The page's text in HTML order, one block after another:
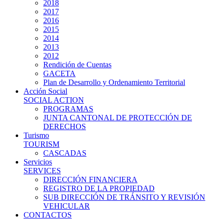
2018
2017
2016
2015
2014
2013
2012
Rendición de Cuentas
GACETA
Plan de Desarrollo y Ordenamiento Territorial
Acción Social
SOCIAL ACTION
PROGRAMAS
JUNTA CANTONAL DE PROTECCIÓN DE
DERECHOS
Turismo
TOURISM
CASCADAS
Servicios
SERVICES
DIRECCIÓN FINANCIERA
REGISTRO DE LA PROPIEDAD
SUB DIRECCIÓN DE TRÁNSITO Y REVISIÓN
VEHICULAR
CONTACTOS